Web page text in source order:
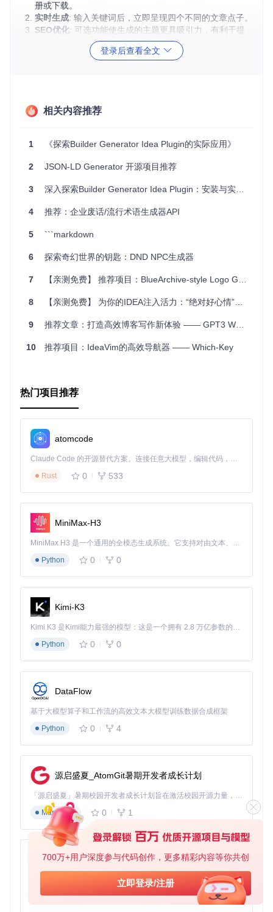
700万+用户深度参与代码创作，更多精彩内容等你共创
立即登录/注册
册或下载。
实时生成: 输入关键词后，立即呈现四个不同的文章点子。
SEO优化: 可选功能使生成的主题更具吸引力，有利于提
高搜索引擎排名。
: 开放源码允许你查看、学习甚至贡献代码，打
总的来说，Article Idea Generator
作之旅吧！
登录后查看全文
相关内容推荐
1 《探索Builder Generator Idea Plugin的实际应用》
2 JSON-LD Generator 开源项目推荐
3 深入探索Builder Generator Idea Plugin：安装与实战指南
4 推荐：企业废话/流行术语生成器API
5 ```markdown
6 探索奇幻世界的钥匙：DND NPC生成器
7 【亲测免费】 推荐项目：BlueArchive-style Logo Generator — 独特的canvas与纯JavaScriptLogo设计工具
8 【亲测免费】 为你的IDEA注入活力：“绝对好心情”背景壁纸推荐
9 推荐文章：打造高效博客写作新体验 —— GPT3 WordPress Post Generator
10 推荐项目：IdeaVim的高效导航器 —— Which-Key
热门项目推荐
atomcode
Claude Code 的开源替代方案。连接任意大模型，编辑代码，运行命令，自动验证 — 全自动执行。用 Rust 构建，极致性能。 ｜ An open-source alternative to Claude Code. Connect any LLM, edit code, run commands, and verify changes — autonomously. Built in Rust for speed. Get Started
Rust
0 533
MiniMax-H3
MiniMax H3 是一个通用的全模态生成系统。它支持对由文本、图像、视频和音频组成的多模态上下文进行统一理解，并能生成分辨率高达 2K、时长可达 15 秒的带原生立体声音频的视频。得益于面向任务泛化的系统设计，H3 在预训练阶段就已具备广泛的多模态上下文理解与生成能力，能够出色地执行复杂的多模态指令。
Python
0 0
Kimi-K3
Kimi K3 是Kimi能力最强的模型：这是一个拥有 2.8 万亿参数的混合专家（MoE）模型，具备原生视觉理解能力，并支持 100 万 token 的上下文窗口。
Python
0 0
DataFlow
基于大模型算子和工作流的高效文本大模型训练数据合成框架
Python
0 4
源启盛夏_AtomGit暑期开发者成长计划
「源启盛夏」暑期校园开发者成长计划旨在激活校园开源力量，通过积分激励、认证扶持、资源倾斜等形式，引导高校组织和开发者完成「入驻 — 建项目 — 做贡献 — 获认证 — 得资源」的完整闭环。无论你是想带领社团入驻平台的组织者，还是希望用代码贡献证明自己的开发者，都能在这里找到属于你的成长路径。
Markdown
0 1
py-xiaozhi
基于Python的Xiaozhi AI，适用于想要完整Xiaozhi体验而无需拥有专用硬件的用户。
Python
0 1